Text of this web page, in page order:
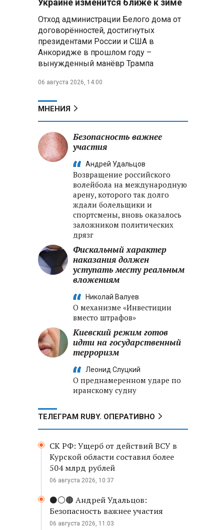
выборах в Госдуму 20 сентября
В ООН осудили атаки,
приведшие к гибели детей в
Белгородской области и под
отбивал атаки ВСУ под ударами
дронов
Владимир Путин:
Безопасность в Белгородской
области — главный приоритет, но
соцвопросы забывать нельзя
Украине изменится ближе к зиме
Отход администрации Белого дома от
договорённостей, достигнутых
президентами России и США в
Анкоридже в прошлом году –
вынужденный манёвр Трампа
06 августа 2026, 14:00
МНЕНИЯ
Безопасность важнее
участия
Андрей Удальцов
Возвращение российского
волейбола на международную
арену, которого так долго
ждали болельщики и
спортсмены, вновь оказалось
заложником политических
дрязг
Фискальный характер
наказания должен
уступать месту реальным
вложениям
Николай Валуев
О механизме «Инвестиции
вместо штрафов»
Киевский режим готов
идти на государственный
терроризм
Леонид Слуцкий
О преднамеренном ударе по
иранскому судну
ТЕЛЕГРАМ RUBY. ОПЕРАТИВНО
СК РФ: Ущерб от действий ВСУ в
Курской области составил более
504 млрд рублей
06 августа 2026, 10:37
⚫️⚪️🟤 Андрей Удальцов:
Безопасность важнее участия
06 августа 2026, 11:03